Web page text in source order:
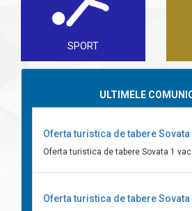
SPORT
ULTIMELE
Oferta turistica de tabere Sovata
Oferta turistica de tabere Sovata 1
Oferta turistica de tabere Sovata